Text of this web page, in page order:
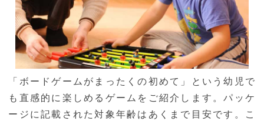
「ボードゲームがまったくの初めて」という幼児で
も直感的に楽しめるゲームをご紹介します。パッケ
ージに記載された対象年齢はあくまで目安です。こ